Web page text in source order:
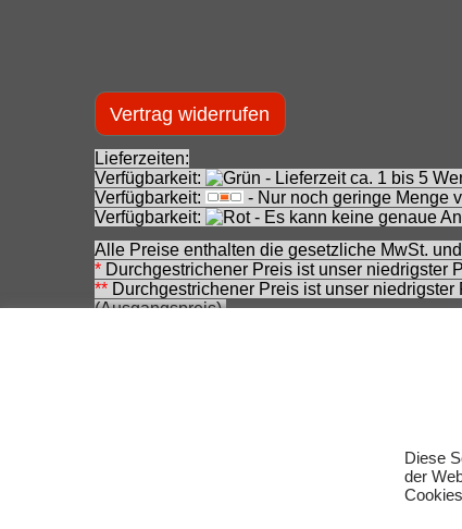
Vertrag widerrufen
Lieferzeiten:
Verfügbarkeit:
- Lieferzeit ca. 1 bis 5
Verfügbarkeit:
- Nur noch geringe Menge
Verfügbarkeit:
- Es kann keine genaue
Alle Preise enthalten die gesetzliche MwSt.
* Durchgestrichener Preis ist unser niedrigster
** Durchgestrichener Preis ist unser
(Ausgangspreis).
Änderungen, Irrtümer und Zwischenverkauf
Diese
der